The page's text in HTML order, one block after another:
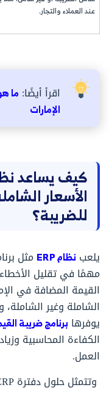
عند العملاء والتجار.
اقرأ أيضًا:
الإمارات
الأسعار
للضريبة؟
يلعب نظام ERP
مثل
مهمًا في تقليل
القيمة المضافة في
الشاملة وغير
يوفرها برنامج ضريبة
الكفاءة المحاسبية
العمل.